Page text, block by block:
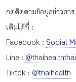
TH EN
กดติดตามข้อมูลข่าวสา
เติมได้ที่ :
Facebook : Social
Line :
Tiktok : @thaihealth